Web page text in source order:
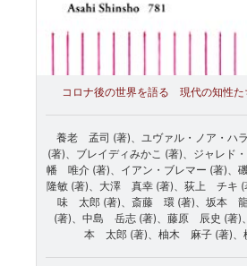
コロナ後の世界を語る 現代の知性た
養老 孟司 (著)、ユヴァル・ノア・ハ
(著)、ブレイディみかこ (著)、ジャレド
幡 唯介 (著)、イアン・ブレマー (著)
隆敏 (著)、大澤 真幸 (著)、荻上 チキ
味 太郎 (著)、斎藤 環 (著)、坂本
(著)、中島 岳志 (著)、藤原 辰史 (著)
本 太郎 (著)、柚木 麻子 (著)、